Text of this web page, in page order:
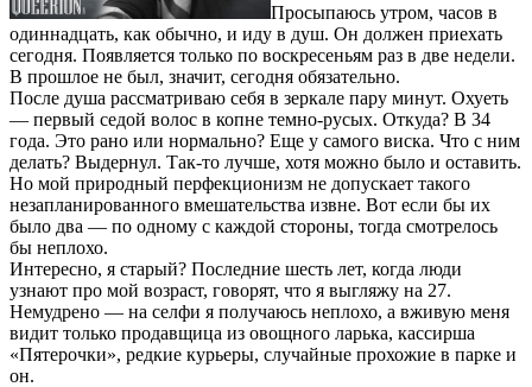
Просыпаюсь утром, часов в
одиннадцать, как обычно, и иду в душ. Он должен приехать
сегодня. Появляется только по воскресеньям раз в две недели.
В прошлое не был, значит, сегодня обязательно.
После душа рассматриваю себя в зеркале пару минут. Охуеть
— первый седой волос в копне темно-русых. Откуда? В 34
года. Это рано или нормально? Еще у самого виска. Что с ним
делать? Выдернул. Так-то лучше, хотя можно было и оставить.
Но мой природный перфекционизм не допускает такого
незапланированного вмешательства извне. Вот если бы их
было два — по одному с каждой стороны, тогда смотрелось
бы неплохо.
Интересно, я старый? Последние шесть лет, когда люди
узнают про мой возраст, говорят, что я выгляжу на 27.
Немудрено — на селфи я получаюсь неплохо, а вживую меня
видит только продавщица из овощного ларька, кассирша
«Пятерочки», редкие курьеры, случайные прохожие в парке и
он.